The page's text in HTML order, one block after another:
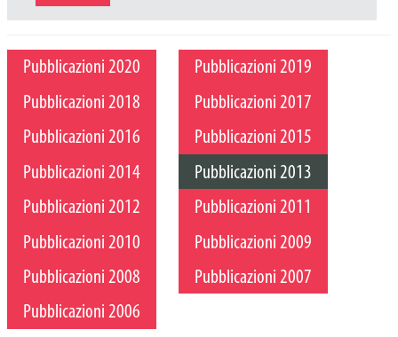
Pubblicazioni 2020
Pubblicazioni 2019
Pubblicazioni 2018
Pubblicazioni 2017
Pubblicazioni 2016
Pubblicazioni 2015
Pubblicazioni 2014
Pubblicazioni 2013
Pubblicazioni 2012
Pubblicazioni 2011
Pubblicazioni 2010
Pubblicazioni 2009
Pubblicazioni 2008
Pubblicazioni 2007
Pubblicazioni 2006